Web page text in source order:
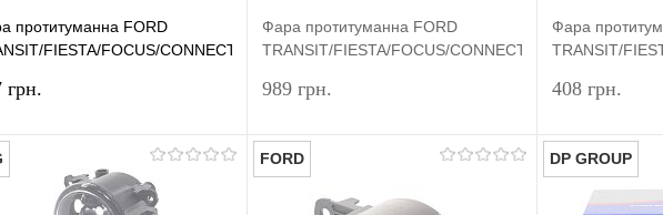
протитуманна FORD
FIESTA/FOCUS/CONNECT
грн.
У кошик
Фара протитуманна FORD
TRANSIT/FIESTA/FOCUS/CONNECT
989 грн.
Фара
TRANSIT/
408 грн.
FORD DP GROUP